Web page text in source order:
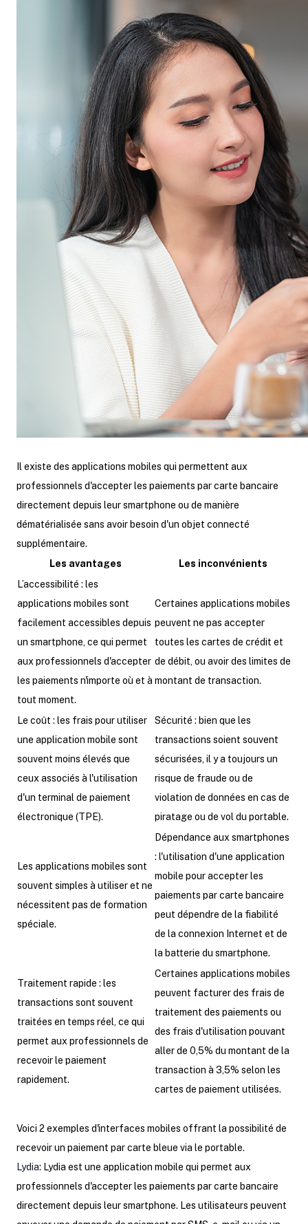
Il existe des applications mobiles qui permettent aux
professionnels d'accepter les paiements par carte bancaire
directement depuis leur smartphone ou de manière
dématérialisée sans avoir besoin d'un objet connecté
supplémentaire.
Les avantages
Les inconvénients
L’accessibilité : les
applications mobiles sont
facilement accessibles depuis
un smartphone, ce qui permet
aux professionnels d'accepter
les paiements n'importe où et à
tout moment.
Certaines applications mobiles
peuvent ne pas accepter
toutes les cartes de crédit et
de débit, ou avoir des limites de
montant de transaction.
Le coût : les frais pour utiliser
une application mobile sont
souvent moins élevés que
ceux associés à l'utilisation
d'un terminal de paiement
électronique (TPE).
Sécurité : bien que les
transactions soient souvent
sécurisées, il y a toujours un
risque de fraude ou de
violation de données en cas de
piratage ou de vol du portable.
Les applications mobiles sont
souvent simples à utiliser et ne
nécessitent pas de formation
spéciale.
Dépendance aux smartphones
: l'utilisation d'une application
mobile pour accepter les
paiements par carte bancaire
peut dépendre de la fiabilité
de la connexion Internet et de
la batterie du smartphone.
Traitement rapide : les
transactions sont souvent
traitées en temps réel, ce qui
permet aux professionnels de
recevoir le paiement
rapidement.
Certaines applications mobiles
peuvent facturer des frais de
traitement des paiements ou
des frais d'utilisation pouvant
aller de 0,5% du montant de la
transaction à 3,5% selon les
cartes de paiement utilisées.
Voici 2 exemples d'interfaces mobiles offrant la possibilité de
recevoir un paiement par carte bleue via le portable.
Lydia: Lydia est une application mobile qui permet aux
professionnels d'accepter les paiements par carte bancaire
directement depuis leur smartphone. Les utilisateurs peuvent